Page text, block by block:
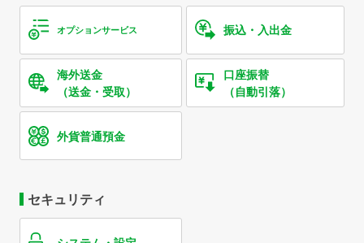
オプションサービス 振込・入出金
海外送金
（送金・受取）
口座振替
（自動引落）
外貨普通預金
セキュリティ